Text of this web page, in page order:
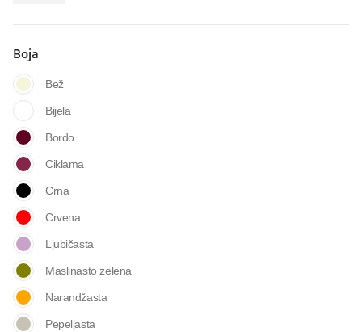
Boja
Bež
Bijela
Bordo
Ciklama
Crna
Crvena
Ljubičasta
Maslinasto zelena
Narandžasta
Pepeljasta